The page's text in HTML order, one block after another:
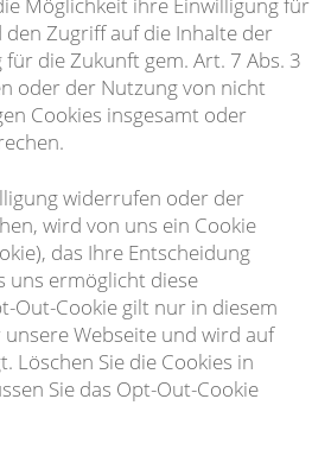
den Zugriff auf die Inhalte der
die Zukunft gem. Art. 7 Abs. 3
oder der Nutzung von nicht
Cookies insgesamt oder
widerrufen oder der
wird von uns ein Cookie
das Ihre Entscheidung
uns ermöglicht diese
Out-Cookie gilt nur in diesem
Webseite und wird auf
Löschen Sie die Cookies in
Sie das Opt-Out-Cookie